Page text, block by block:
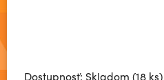
Dostupnosť: Skladom (18 ks)